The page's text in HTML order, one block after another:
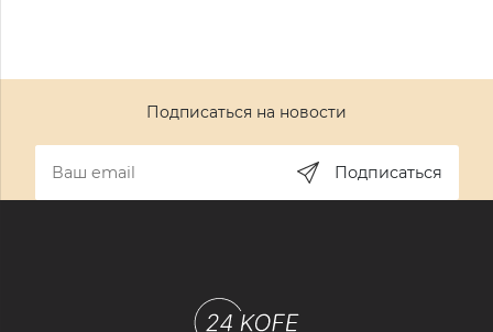
Подписаться на новости
Подписаться